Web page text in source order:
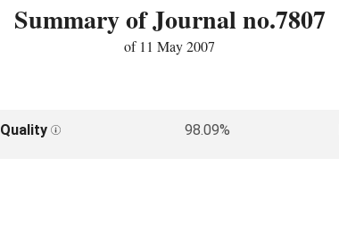
Summary of Journal no.7807
of 11 May 2007
Quality 98.09%